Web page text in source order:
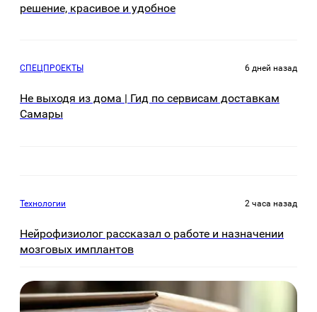
решение, красивое и удобное
СПЕЦПРОЕКТЫ 6 дней назад
Не выходя из дома | Гид по сервисам доставкам
Самары
Технологии 2 часа назад
Нейрофизиолог рассказал о работе и назначении
мозговых имплантов